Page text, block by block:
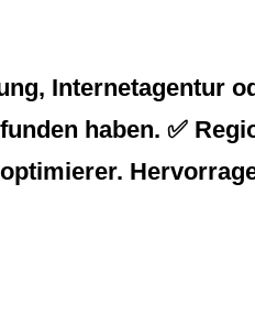
Internetagentur
haben. ✅